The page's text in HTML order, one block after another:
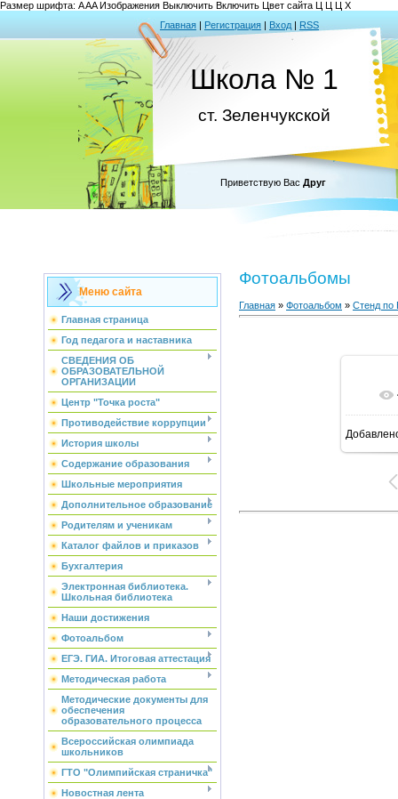
Размер шрифта: AAAИзображения Выключить Включить Цвет сайта Ц Ц Ц Х
Главная | Регистрация | Вход | RSS
Школа № 1
ст. Зеленчукской
Приветствую Вас Друг
Меню сайта
Главная страница
Год педагога и наставника
СВЕДЕНИЯ ОБ
ОБРАЗОВАТЕЛЬНОЙ
ОРГАНИЗАЦИИ
Центр "Точка роста"
Противодействие коррупции
История школы
Содержание образования
Школьные мероприятия
Дополнительное образование
Родителям и ученикам
Каталог файлов и приказов
Бухгалтерия
Электронная библиотека.
Школьная библиотека
Наши достижения
Фотоальбом
ЕГЭ. ГИА. Итоговая аттестация
Методическая работа
Методические документы для
обеспечения
образовательного процесса
Всероссийская олимпиада
школьников
ГТО "Олимпийская страничка"
Новостная лента
Фотоальбомы
Главная » Фотоальбом » Стенд по